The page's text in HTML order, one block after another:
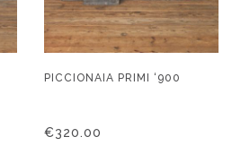
PICCIONAIA PRIMI ‘900
€320.00